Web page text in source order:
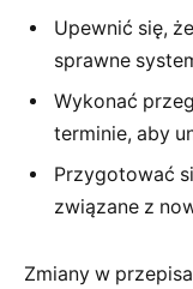
Upewnić się,
sprawne
Wykonać
terminie, aby
Przygotować
związane z
Zmiany w